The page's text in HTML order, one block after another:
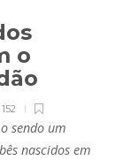
o
152
sendo um
nascidos em